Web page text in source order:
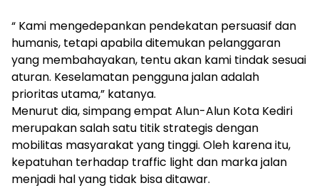
“ Kami mengedepankan pendekatan persuasif dan
humanis, tetapi apabila ditemukan pelanggaran
yang membahayakan, tentu akan kami tindak sesuai
aturan. Keselamatan pengguna jalan adalah
prioritas utama,” katanya.
Menurut dia, simpang empat Alun-Alun Kota Kediri
merupakan salah satu titik strategis dengan
mobilitas masyarakat yang tinggi. Oleh karena itu,
kepatuhan terhadap traffic light dan marka jalan
menjadi hal yang tidak bisa ditawar.